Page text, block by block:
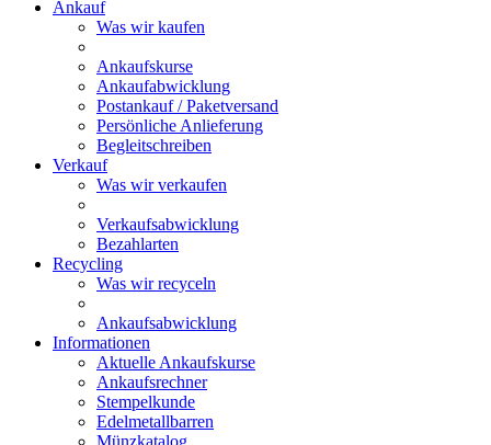
Ankauf
Was wir kaufen
Ankaufskurse
Ankaufabwicklung
Postankauf / Paketversand
Persönliche Anlieferung
Begleitschreiben
Verkauf
Was wir verkaufen
Verkaufsabwicklung
Bezahlarten
Recycling
Was wir recyceln
Ankaufsabwicklung
Informationen
Aktuelle Ankaufskurse
Ankaufsrechner
Stempelkunde
Edelmetallbarren
Münzkatalog